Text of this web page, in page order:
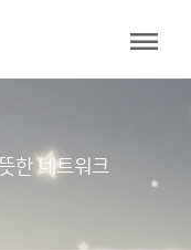
한 네트워크